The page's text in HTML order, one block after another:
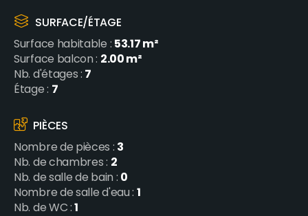
SURFACE/ÉTAGE
Surface habitable :53.17 m²
Surface balcon : 2.00 m²
Nb. d'étages :7
Étage : 7
PIÈCES
Nombre de pièces :3
Nb. de chambres : 2
Nb. de salle de bain :0
Nombre de salle d'eau :1
Nb. de WC :1